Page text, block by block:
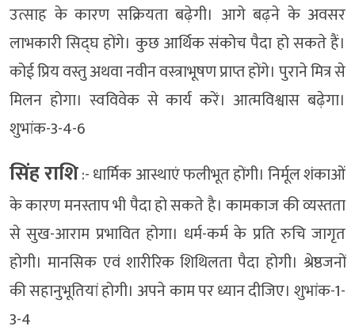
उत्साह के कारण सक्रियता बढ़ेगी। आगे बढ़ने के अवसर
लाभकारी सिद्घ होंगे। कुछ आर्थिक संकोच पैदा हो सकते हैं।
कोई प्रिय वस्तु अथवा नवीन वस्त्राभूषण प्राप्त होंगे। पुराने मित्र से
मिलन होगा। स्वविवेक से कार्य करें। आत्मविश्वास बढ़ेगा।
शुभांक-3-4-6
सिंह राशि:- धार्मिक आस्थाएं फलीभूत होंगी। निर्मूल शंकाओं
के कारण मनस्ताप भी पैदा हो सकते है। कामकाज की व्यस्तता
से सुख-आराम प्रभावित होगा। धर्म-कर्म के प्रति रुचि जागृत
होगी। मानसिक एवं शारीरिक शिथिलता पैदा होगी। श्रेष्ठजनों
की सहानुभूतियां होगी। अपने काम पर ध्यान दीजिए। शुभांक-1-
3-4